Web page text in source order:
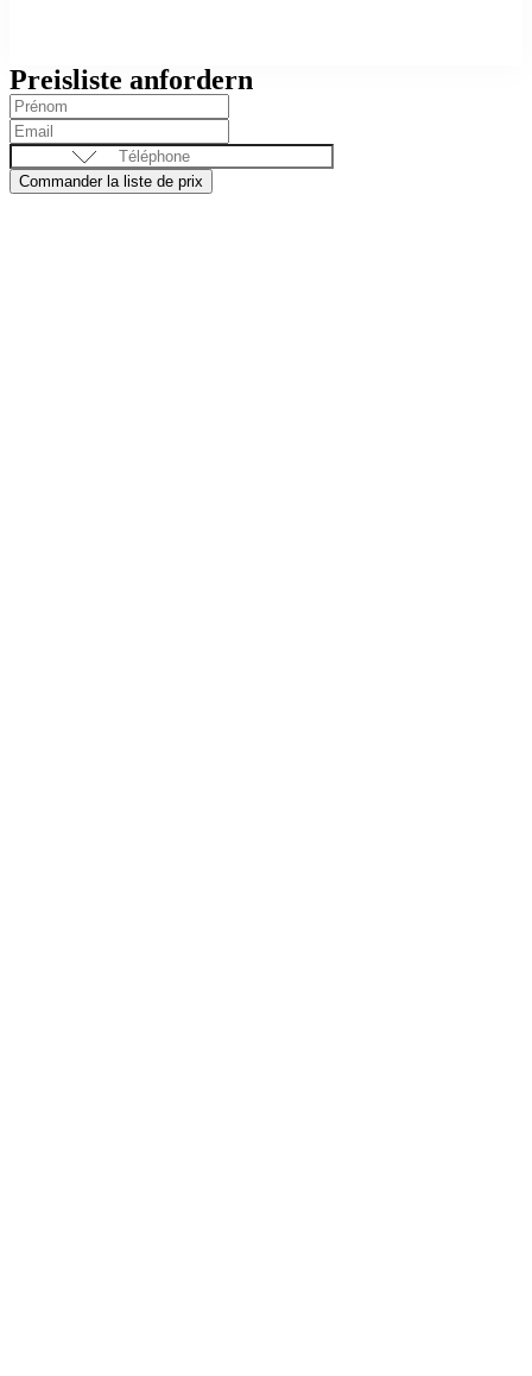
Preisliste anfordern
Commander la liste de prix